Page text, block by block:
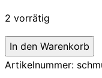
2 vorrätig
Ring
aus
In den Warenkorb
Artikelnummer: